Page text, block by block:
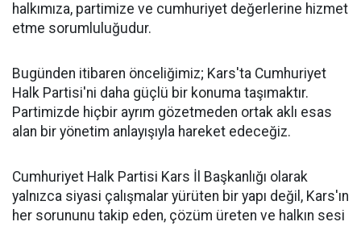
halkımıza, partimize ve cumhuriyet değerlerine hizmet
etme sorumluluğudur.
Bugünden itibaren önceliğimiz; Kars'ta Cumhuriyet
Halk Partisi'ni daha güçlü bir konuma taşımaktır.
Partimizde hiçbir ayrım gözetmeden ortak aklı esas
alan bir yönetim anlayışıyla hareket edeceğiz.
Cumhuriyet Halk Partisi Kars İl Başkanlığı olarak
yalnızca siyasi çalışmalar yürüten bir yapı değil, Kars'ın
her sorununu takip eden, çözüm üreten ve halkın sesi